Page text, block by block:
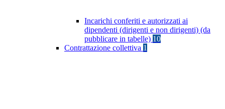
Incarichi conferiti e autorizzati ai
dipendenti (dirigenti e non dirigenti) (da
pubblicare in tabelle) 10
Contrattazione collettiva 1